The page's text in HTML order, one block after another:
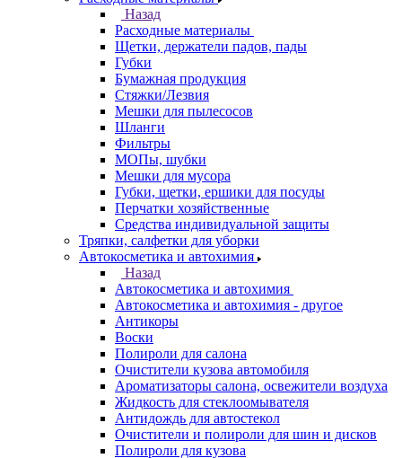
Назад
Расходные материалы
Щетки, держатели падов, пады
Губки
Бумажная продукция
Стяжки/Лезвия
Мешки для пылесосов
Шланги
Фильтры
МОПы, шубки
Мешки для мусора
Губки, щетки, ершики для посуды
Перчатки хозяйственные
Средства индивидуальной защиты
Тряпки, салфетки для уборки
Автокосметика и автохимия
Назад
Автокосметика и автохимия
Автокосметика и автохимия - другое
Антикоры
Воски
Полироли для салона
Очистители кузова автомобиля
Ароматизаторы салона, освежители воздуха
Жидкость для стеклоомывателя
Антидождь для автостекол
Очистители и полироли для шин и дисков
Полироли для кузова